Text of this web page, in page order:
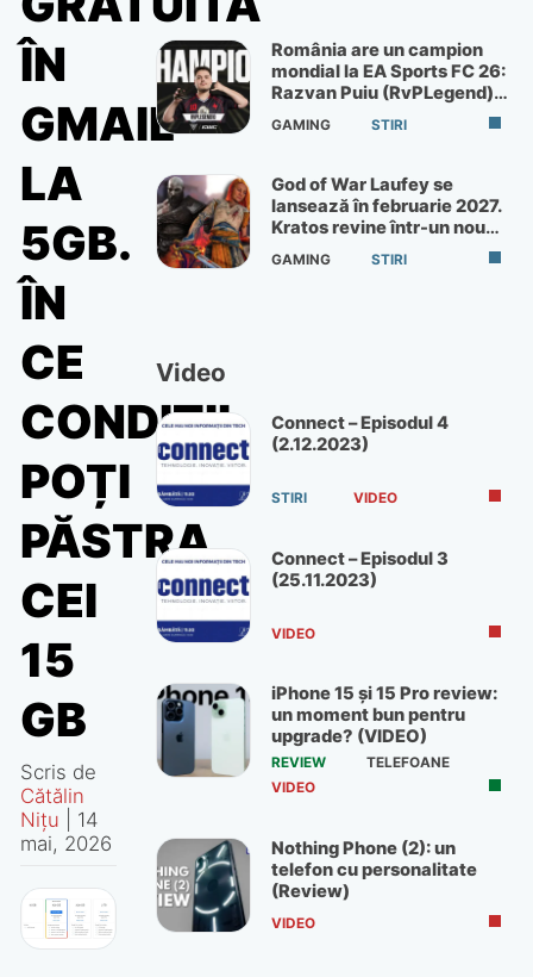
ÎN
GMAIL
LA
5GB.
ÎN
CE
CONDIȚII
POȚI
PĂSTRA
CEI
15
GB
Scris de
Cătălin
Nițu
14
mai, 2026
România are un campion
mondial la EA Sports FC 26:
Razvan Puiu (RvPLegend)
câștigă turneul de la Paris
GAMING STIRI
God of War Laufey se
lansează în februarie 2027.
Kratos revine într-un nou
God of War
GAMING STIRI
Video
Connect – Episodul 4
(2.12.2023)
STIRI VIDEO
Connect – Episodul 3
(25.11.2023)
VIDEO
iPhone 15 și 15 Pro review:
un moment bun pentru
upgrade? (VIDEO)
REVIEW
TELEFOANE
VIDEO
Nothing Phone (2): un
telefon cu personalitate
(Review)
VIDEO